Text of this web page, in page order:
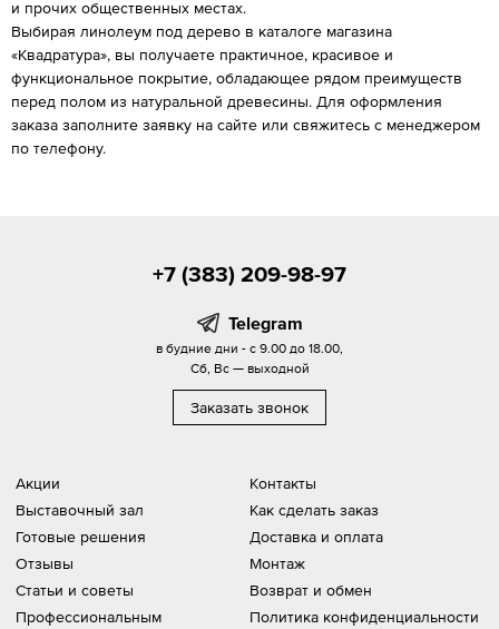
и прочих общественных местах.
Выбирая линолеум под дерево в каталоге магазина
«Квадратура», вы получаете практичное, красивое и
функциональное покрытие, обладающее рядом преимуществ
перед полом из натуральной древесины. Для оформления
заказа заполните заявку на сайте или свяжитесь с менеджером
по телефону.
Акции
Выставочный зал
Готовые решения
Отзывы
Статьи и советы
Профессиональным
Контакты
Как сделать заказ
Доставка и оплата
Монтаж
Возврат и обмен
Политика конфиденциальности
+7 (383) 209-98-97
Telegram
в будние дни - с 9.00 до 18.00,
Сб, Вс — выходной
Заказать звонок